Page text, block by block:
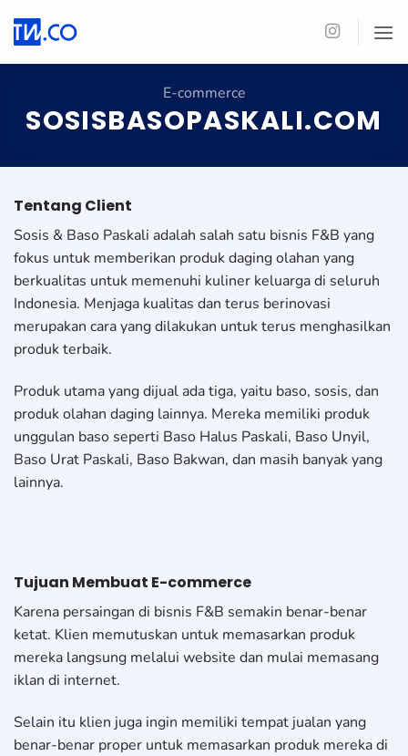
E-commerce
SOSISBASOPASKALI.COM
Tentang Client
Sosis & Baso Paskali adalah salah satu bisnis F&B yang
fokus untuk memberikan produk daging olahan yang
berkualitas untuk memenuhi kuliner keluarga di seluruh
Indonesia. Menjaga kualitas dan terus berinovasi
merupakan cara yang dilakukan untuk terus menghasilkan
produk terbaik.
Produk utama yang dijual ada tiga, yaitu baso, sosis, dan
produk olahan daging lainnya. Mereka memiliki produk
unggulan baso seperti Baso Halus Paskali, Baso Unyil,
Baso Urat Paskali, Baso Bakwan, dan masih banyak yang
lainnya.
Tujuan Membuat E-commerce
Karena persaingan di bisnis F&B semakin benar-benar
ketat. Klien memutuskan untuk memasarkan produk
mereka langsung melalui website dan mulai memasang
iklan di internet.
Selain itu klien juga ingin memiliki tempat jualan yang
benar-benar proper untuk memasarkan produk mereka di